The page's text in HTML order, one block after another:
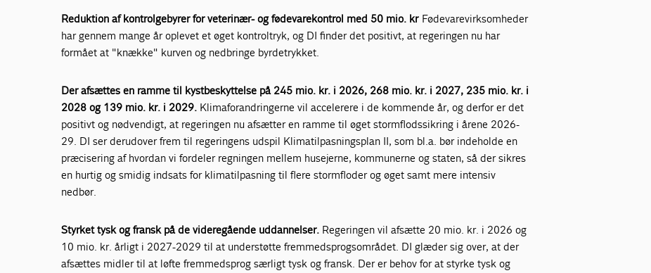
Reduktion af kontrolgebyrer for veterinær- og fødevarekontrol med 50 mio. kr Fødevarevirksomheder
har gennem mange år oplevet et øget kontroltryk, og DI finder det positivt, at regeringen nu har
formået at "knække" kurven og nedbringe byrdetrykket.
Der afsættes en ramme til kystbeskyttelse på 245 mio. kr. i 2026, 268 mio. kr. i 2027, 235 mio. kr. i
2028 og 139 mio. kr. i 2029. Klimaforandringerne vil accelerere i de kommende år, og derfor er det
positivt og nødvendigt, at regeringen nu afsætter en ramme til øget stormflodssikring i årene 2026-
29. DI ser derudover frem til regeringens udspil Klimatilpasningsplan II, som bl.a. bør indeholde en
præcisering af hvordan vi fordeler regningen mellem husejerne, kommunerne og staten, så der sikres
en hurtig og smidig indsats for klimatilpasning til flere stormfloder og øget samt mere intensiv
nedbør.
Styrket tysk og fransk på de videregående uddannelser. Regeringen vil afsætte 20 mio. kr. i 2026 og
10 mio. kr. årligt i 2027-2029 til at understøtte fremmedsprogsområdet. DI glæder sig over, at der
afsættes midler til at løfte fremmedsprog særligt tysk og fransk. Der er behov for at styrke tysk og